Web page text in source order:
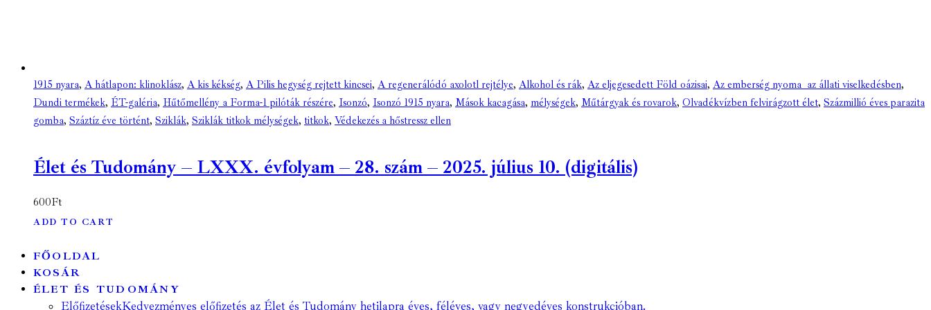
1915 nyara, A hátlapon: klinoklász, A kis kékség, A Pilis hegység rejtett kincsei, A regenerálódó axolotl rejtélye, Alkohol és rák, Az eljegesedett Föld oázisai, Az emberség nyoma az állati viselkedésben,
Dundi termékek, ÉT-galéria, Hűtőmellény a Forma-1 pilóták részére, Isonzó, Isonzó 1915 nyara, Mások kacagása, mélységek, Műtárgyak és rovarok, Olvadékvízben felvirágzott élet, Százmillió éves parazita
gomba, Száztíz éve történt, Sziklák, Sziklák titkok mélységek, titkok, Védekezés a hőstressz ellen
Élet és Tudomány – LXXX. évfolyam – 28. szám – 2025. július 10. (digitális)
600Ft
ADD TO CART
FŐOLDAL
KOSÁR
ÉLET ÉS TUDOMÁNY
ElőfizetésekKedvezményes előfizetés az Élet és Tudomány hetilapra éves, féléves, vagy negyedéves konstrukcióban.